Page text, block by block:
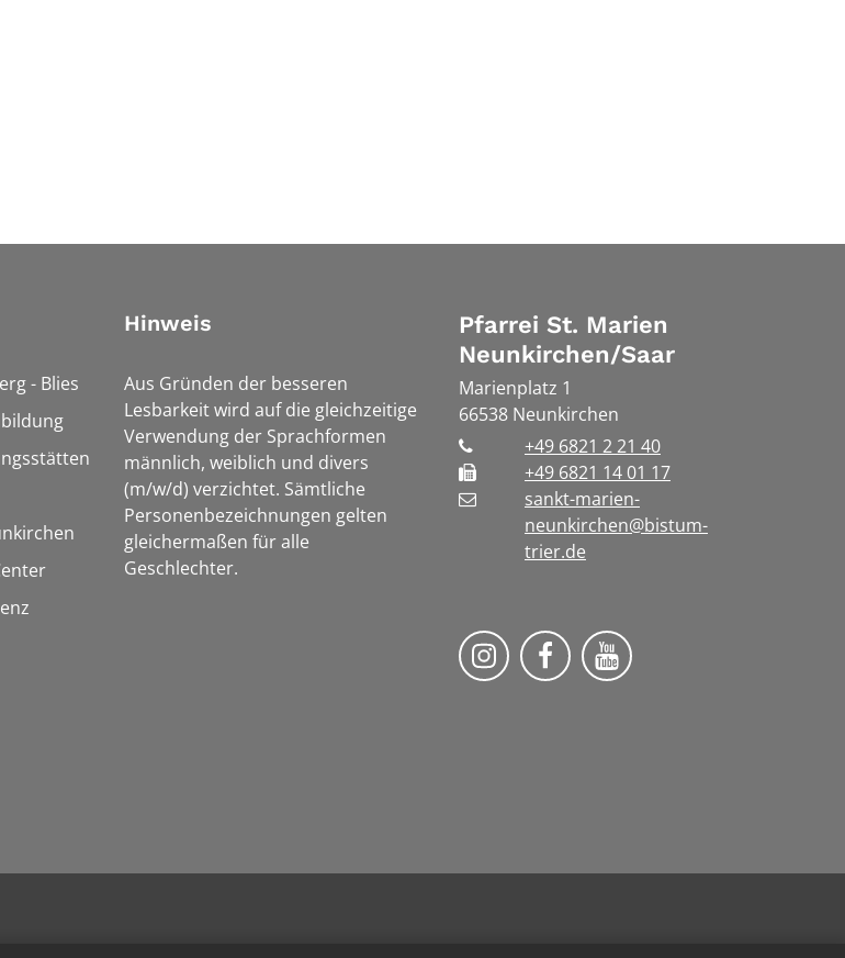
- Blies
Hinweis
Aus Gründen der besseren
Lesbarkeit wird auf die gleichzeitige
Verwendung der Sprachformen
männlich, weiblich und divers
(m/w/d) verzichtet. Sämtliche
Personenbezeichnungen gelten
gleichermaßen für alle
Geschlechter.
Pfarrei St. Marien
Neunkirchen/Saar
Marienplatz 1
66538 Neunkirchen
+49 6821 2 21 40
+49 6821 14 01 17
sankt-marien-
neunkirchen@bistum-
trier.de
Bistum Trier auf Instragram
Die Pfarrei auf Facebook
Die Pfarrei auf